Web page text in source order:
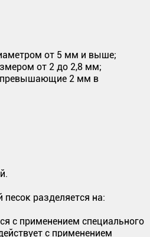
от 5 мм и выше;
от 2 до 2,8 мм;
превышающие 2 мм в
разделяется на:
с применением специального
с применением